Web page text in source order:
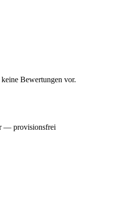
Bewertungen vor.
— provisionsfrei